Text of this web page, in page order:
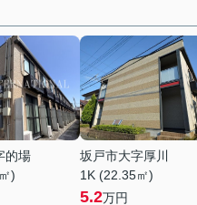
的場
)
坂戸市大字厚川
1K (22.35㎡)
5.2万円